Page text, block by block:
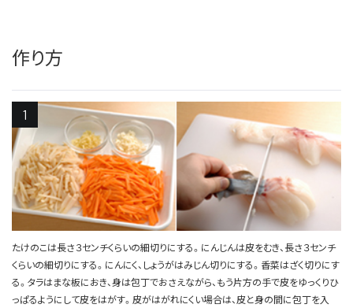
作り方
たけのこは長さ３センチくらいの細切りにする。にんじんは皮をむき、長さ３センチ
くらいの細切りにする。にんにく、しょうがはみじん切りにする。香菜はざく切りにす
る。タラはまな板におき、身は包丁でおさえながら、もう片方の手で皮をゆっくりひ
っぱるようにして皮をはがす。皮がはがれにくい場合は、皮と身の間に包丁を入